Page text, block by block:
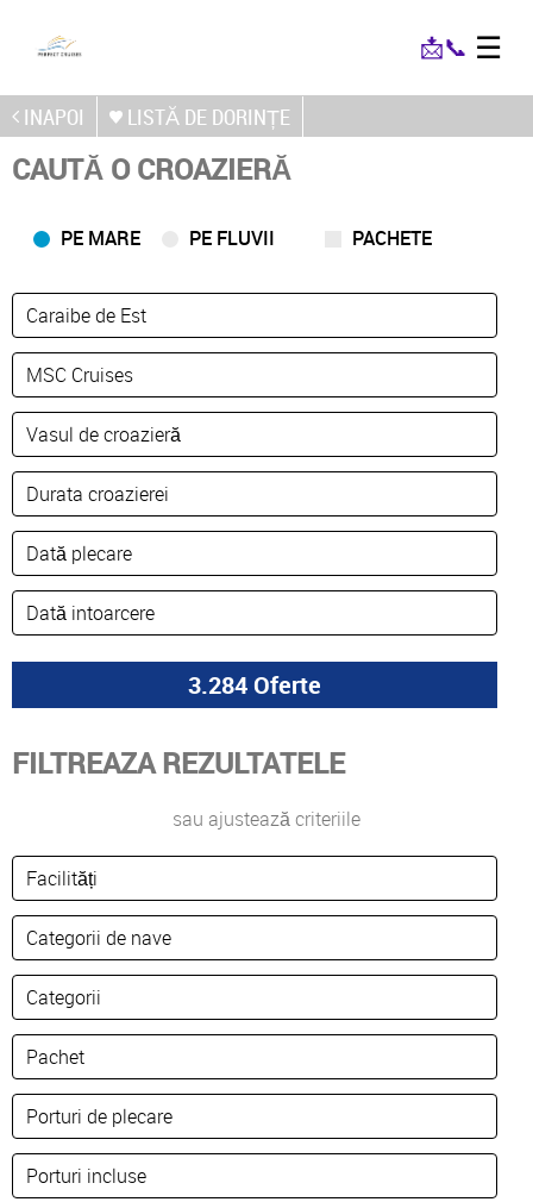
📩📞 ☰
INAPOI LISTĂ DE DORINȚE
CAUTĂ O CROAZIERĂ
PE MARE PE FLUVII PACHETE
FILTREAZA REZULTATELE
sau ajustează criteriile